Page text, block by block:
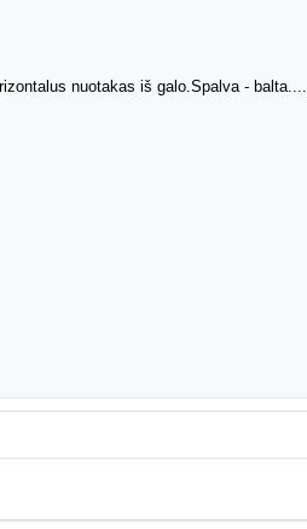
nuotakas iš galo.Spalva - balta....